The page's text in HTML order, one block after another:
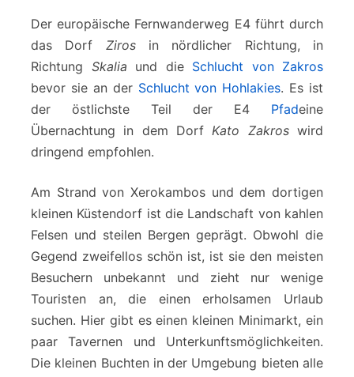
Der europäische Fernwanderweg E4 führt durch
das Dorf Zirosin nördlicher Richtung, in
Richtung Skalia und die Schlucht von Zakros
bevor sie an der Schlucht von Hohlakies. Es ist
der östlichste Teil der E4 Pfadeine
Übernachtung in dem Dorf Kato Zakroswird
dringend empfohlen.
Am Strand von Xerokambos und dem dortigen
kleinen Küstendorf ist die Landschaft von kahlen
Felsen und steilen Bergen geprägt. Obwohl die
Gegend zweifellos schön ist, ist sie den meisten
Besuchern unbekannt und zieht nur wenige
Touristen an, die einen erholsamen Urlaub
suchen. Hier gibt es einen kleinen Minimarkt, ein
paar Tavernen und Unterkunftsmöglichkeiten.
Die kleinen Buchten in der Umgebung bieten alle